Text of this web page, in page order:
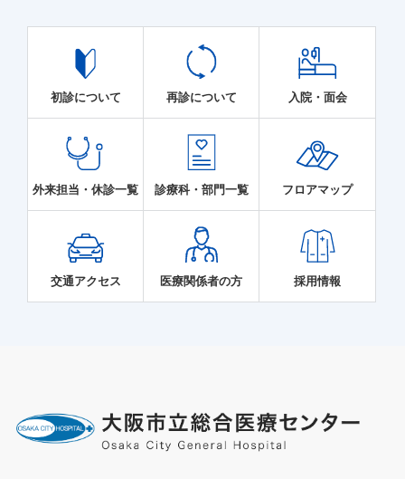
初診について 再診について 入院・面会
外来担当・休診一覧 診療科・部門一覧 フロアマップ
交通アクセス 医療関係者の方 採用情報